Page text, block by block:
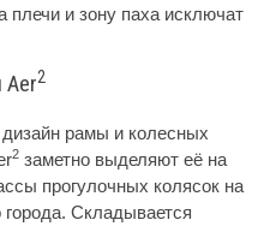
плечи и зону паха исключат
Aer2
рамы и колесных
2 заметно выделяют её на
прогулочных колясок на
Складывается